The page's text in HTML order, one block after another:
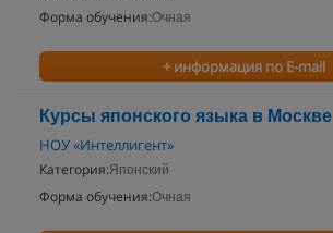
Форма обучения:Очная
+ информация по E-mail
Курсы японского языка в Москве
НОУ «Интеллигент»
Категория:Японский
Форма обучения:Очная